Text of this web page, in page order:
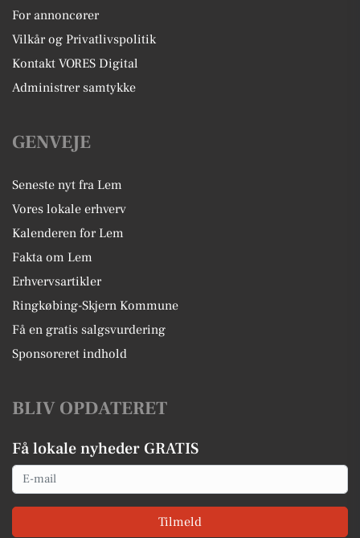
For annoncører
Vilkår og Privatlivspolitik
Kontakt VORES Digital
Administrer samtykke
GENVEJE
Seneste nyt fra Lem
Vores lokale erhverv
Kalenderen for Lem
Fakta om Lem
Erhvervsartikler
Ringkøbing-Skjern Kommune
Få en gratis salgsvurdering
Sponsoreret indhold
BLIV OPDATERET
Få lokale nyheder GRATIS
Email
Tilmeld